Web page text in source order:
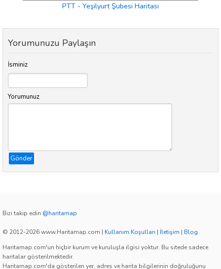
PTT - Yeşilyurt Şubesi Haritası
Yorumunuzu Paylaşın
İsminiz
Yorumunuz
Gönder
Bizi takip edin @haritamap
© 2012-2026 www.Haritamap.com | Kullanım Koşulları | İletişim | Blog
Haritamap.com'un hiçbir kurum ve kuruluşla ilgisi yoktur. Bu sitede sadece
haritalar gösterilmektedir.
Haritamap.com'da gösterilen yer, adres ve harita bilgilerinin doğruluğunu